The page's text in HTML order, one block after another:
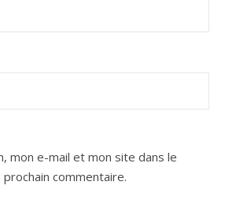
mon e-mail et mon site dans le
commentaire.